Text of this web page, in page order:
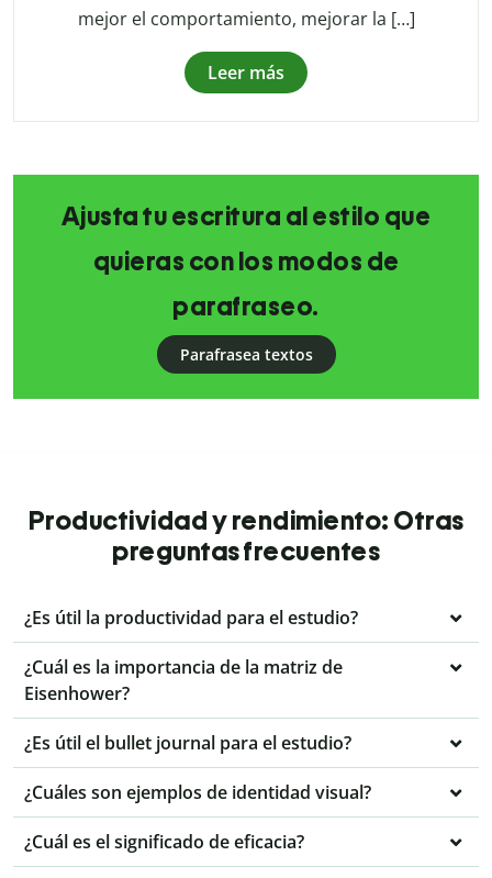
mejor el comportamiento, mejorar la […]
Leer más
Ajusta tu escritura al estilo que
quieras con los modos de
parafraseo.
Parafrasea textos
Productividad y rendimiento: Otras
preguntas frecuentes
¿Es útil la productividad para el estudio?
¿Cuál es la importancia de la matriz de
Eisenhower?
¿Es útil el bullet journal para el estudio?
¿Cuáles son ejemplos de identidad visual?
¿Cuál es el significado de eficacia?